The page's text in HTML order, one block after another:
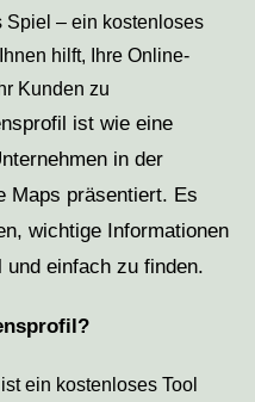
Spiel – ein kostenloses
hilft, Ihre Online-
Kunden zu
ist wie eine
in der
Maps präsentiert. Es
wichtige Informationen
einfach zu finden.
ein kostenloses Tool